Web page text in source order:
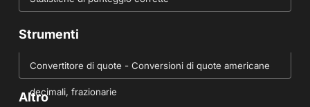
Strumenti
Convertitore di quote - Conversioni di quote americane
decimali, frazionarie
Altro